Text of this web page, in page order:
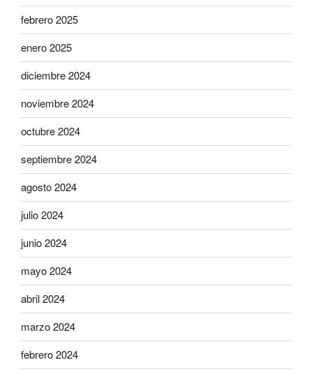
febrero 2025
enero 2025
diciembre 2024
noviembre 2024
octubre 2024
septiembre 2024
agosto 2024
julio 2024
junio 2024
mayo 2024
abril 2024
marzo 2024
febrero 2024